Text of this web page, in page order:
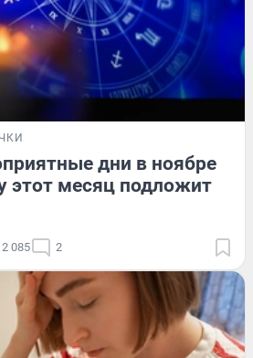
дни в ноябре
этот месяц подложит
2 085 2